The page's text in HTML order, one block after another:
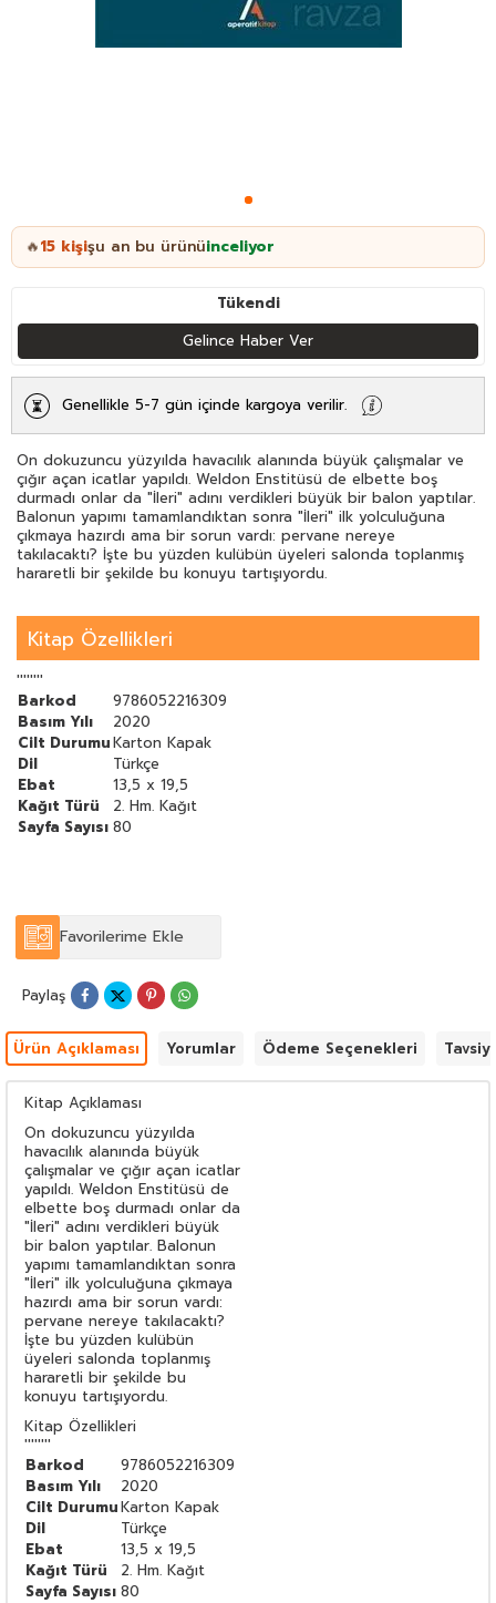
🔥15 kişişu an bu ürünüinceliyor
Tükendi
Gelince Haber Ver
Genellikle 5-7 gün içinde kargoya verilir.
On dokuzuncu yüzyılda havacılık alanında büyük çalışmalar ve
çığır açan icatlar yapıldı. Weldon Enstitüsü de elbette boş
durmadı onlar da "İleri" adını verdikleri büyük bir balon yaptılar.
Balonun yapımı tamamlandıktan sonra "İleri" ilk yolculuğuna
çıkmaya hazırdı ama bir sorun vardı: pervane nereye
takılacaktı? İşte bu yüzden kulübün üyeleri salonda toplanmış
hararetli bir şekilde bu konuyu tartışıyordu.
Kitap Özellikleri
''''''''
Barkod
9786052216309
Basım Yılı
2020
Cilt DurumuKarton Kapak
Dil
Türkçe
Ebat
13,5 x 19,5
Kağıt Türü
2. Hm. Kağıt
Sayfa Sayısı 80
Favorilerime Ekle
Paylaş
Ürün Açıklaması Yorumlar Ödeme Seçenekleri
Kitap Açıklaması
On dokuzuncu yüzyılda
havacılık alanında büyük
çalışmalar ve çığır açan icatlar
yapıldı. Weldon Enstitüsü de
elbette boş durmadı onlar da
"İleri" adını verdikleri büyük
bir balon yaptılar. Balonun
yapımı tamamlandıktan sonra
"İleri" ilk yolculuğuna çıkmaya
hazırdı ama bir sorun vardı:
pervane nereye takılacaktı?
İşte bu yüzden kulübün
üyeleri salonda toplanmış
hararetli bir şekilde bu
konuyu tartışıyordu.
Kitap Özellikleri
''''''''
Barkod
9786052216309
Basım Yılı
2020
Cilt DurumuKarton Kapak
Dil
Türkçe
Ebat
13,5 x 19,5
Kağıt Türü
2. Hm. Kağıt
Sayfa Sayısı 80